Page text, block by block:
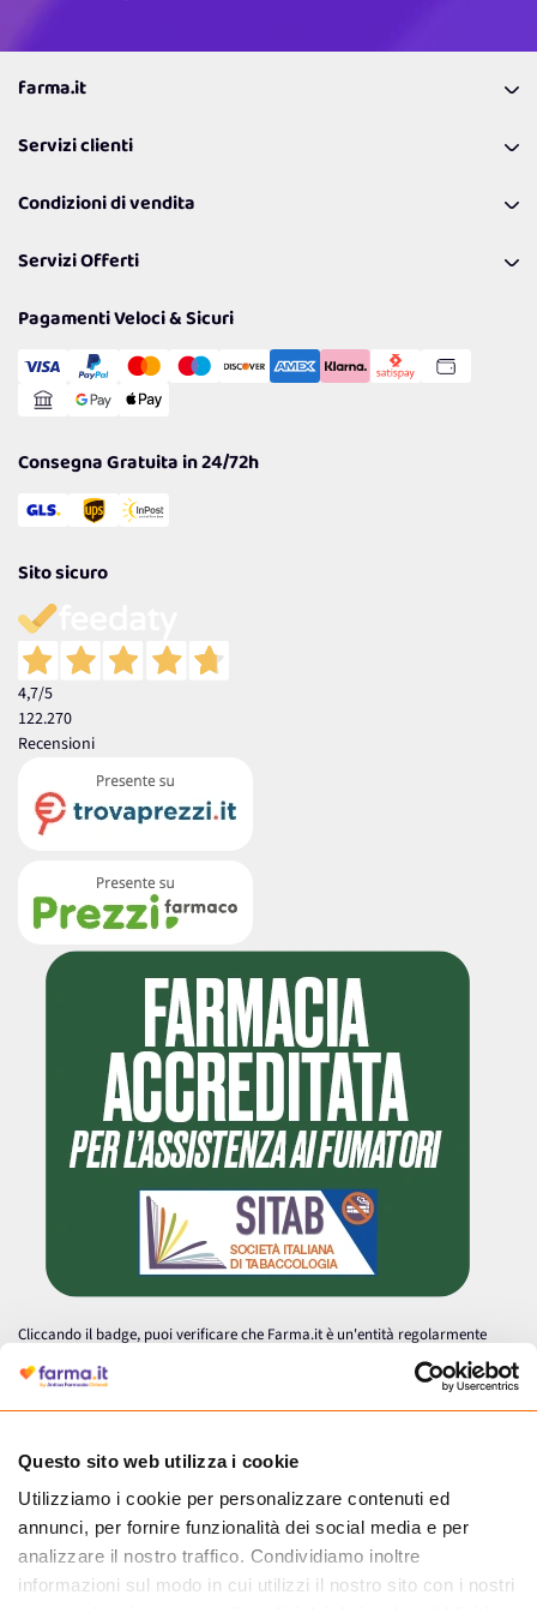
Questo sito web utilizza i cookie
Utilizziamo i cookie per personalizzare contenuti ed
annunci, per fornire funzionalità dei social media e per
analizzare il nostro traffico. Condividiamo inoltre
informazioni sul modo in cui utilizzi il nostro sito con i nostri
farma.it
Coupon
Lavora con noi
Politiche per la parità di genere
Servizi clienti
Richiamami
Resi
Condizioni di vendita
Spedizioni
Cookie Policy
Gestisci Cookie
Servizi Offerti
Reso Facile e Veloce
Pagamenti Veloci & Sicuri
Consegna Gratuita in 24/72h
Sito sicuro
4,7/5
122.270
Recensioni
Cliccando il badge, puoi verificare che Farma.it è un'entità regolarmente
autorizzata dal Ministero della Salute a effettuare la vendita online di
medicinali.